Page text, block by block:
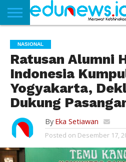
NEWS
EDUNEWS
LITERASI
PUSTAKA
SOSOK
TEKNO
KHASANAH
SASTRA
NASIONAL
Ratusan Alumni
Indonesia
Yogyakarta,
Dukung
By Eka Setiawan
Posted on Desember 17,